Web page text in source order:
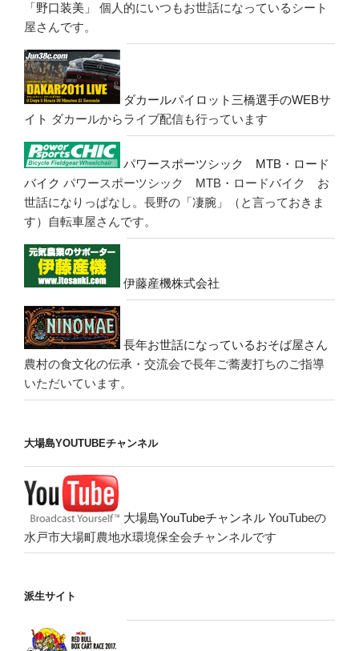
「野口装美」
個人的にいつもお世話になっているシート
屋さんです。
ダカールパイロット三橋選手のWEBサ
イト ダカールからライブ配信も行っています
パワースポーツシック MTB・ロード
バイク パワースポーツシック MTB・ロードバイク お
世話になりっぱなし。長野の「凄腕」（と言っておきま
す）自転車屋さんです。
伊藤産機株式会社
長年お世話になっているおそば屋さん
農村の食文化の伝承・交流会で長年ご蕎麦打ちのご指導
いただいています。
大場島YOUTUBEチャンネル
大場島YouTubeチャンネル YouTubeの
水戸市大場町農地水環境保全会チャンネルです
派生サイト